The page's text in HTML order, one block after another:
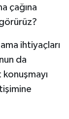
çağına
ihtiyaçları
da